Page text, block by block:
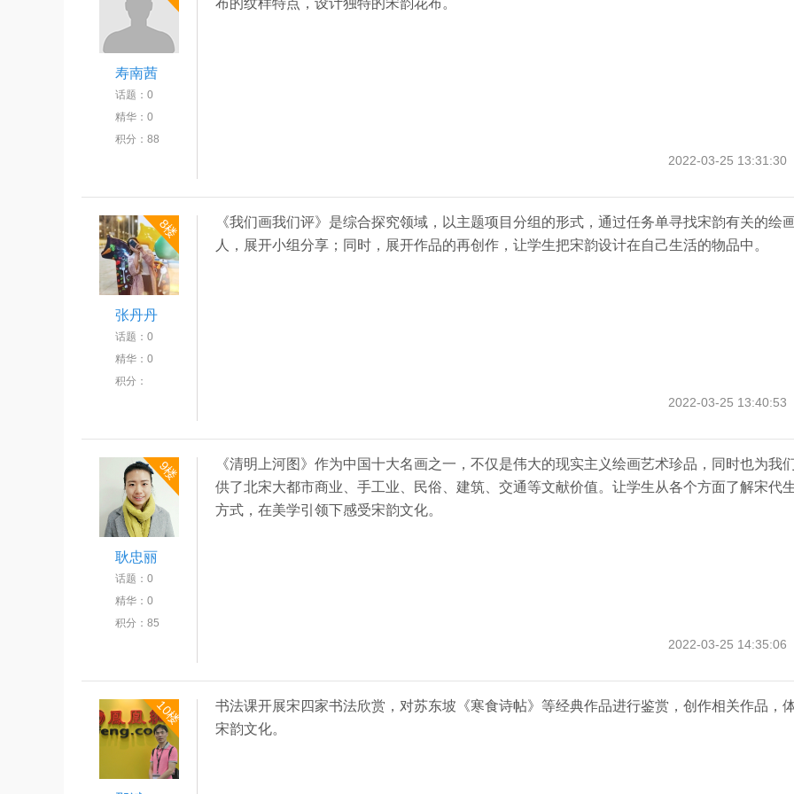
寿南茜
话题： 0
精华： 0
积分： 88
布的纹样特点，设计独特的宋韵花布。
2022-03-25 13:31:30
8楼
张丹丹
话题： 0
精华： 0
积分：
《我们画我们评》是综合探究领域，以主题项目分组的形式，通过任务单寻找宋韵有关的绘
人，展开小组分享；同时，展开作品的再创作，让学生把宋韵设计在自己生活的物品中。
2022-03-25 13:40:53
9楼
耿忠丽
话题： 0
精华： 0
积分： 85
《清明上河图》作为中国十大名画之一，不仅是伟大的现实主义绘画艺术珍品，同时也为我
供了北宋大都市商业、手工业、民俗、建筑、交通等文献价值。让学生从各个方面了解宋代
方式，在美学引领下感受宋韵文化。
2022-03-25 14:35:06
10楼
书法课开展宋四家书法欣赏，对苏东坡《寒食诗帖》等经典作品进行鉴赏，创作相关作品，
宋韵文化。